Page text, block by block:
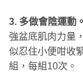
3. 多做會陰運動。
強盆底肌肉力量
似忍住小便咁收
組，每組10次。